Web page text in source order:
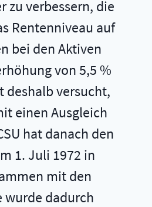
zu verbessern, die
Rentenniveau auf
bei den Aktiven
von 5,5 %
deshalb versucht,
einen Ausgleich
hat danach den
1. Juli 1972 in
mit den
wurde dadurch